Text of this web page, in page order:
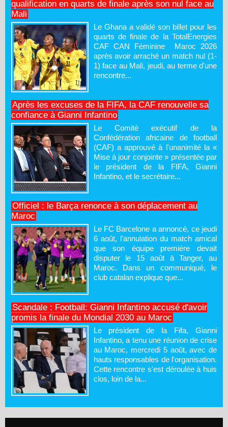
qualification en quarts de finale après son nul face au
Mali
Le Ghana a validé son billet pour les
quarts de finale de la TotalEnergies
CAF CAN Féminine Maroc 2026
après avoir arraché un match nul (1-
1) face au Mali, jeudi, au terme d'une
rencontre...
Après les excuses de la FIFA, la CAF renouvelle sa
confiance à Gianni Infantino
Le Comité exécutif de la
Confédération africaine de football
(CAF) a approuvé à l'unanimité la «
Mise à jour conjointe » présentée par
le président de la FIFA, Gianni
Infantino, et le secrétaire...
Officiel : le Barça renonce à son déplacement au
Maroc
Le FC Barcelone a annoncé, ce jeudi
6 août, l'annulation du match amical
que son équipe première devait
disputer le 15 août à Tanger, au
Maroc. Dans un communiqué, le
club catalan explique que...
Scandale : Football: Gianni Infantino accusé d'avoir
promis la finale du Mondial 2030 au Maroc
Le président de la Fifa, Gianni
Infantino, a tenu une réunion de crise
au Maroc, mercredi 5 août, avec de
hauts responsables de l'organisation.
Cette rencontre s'est déroulée à huis
clos, loin de la...